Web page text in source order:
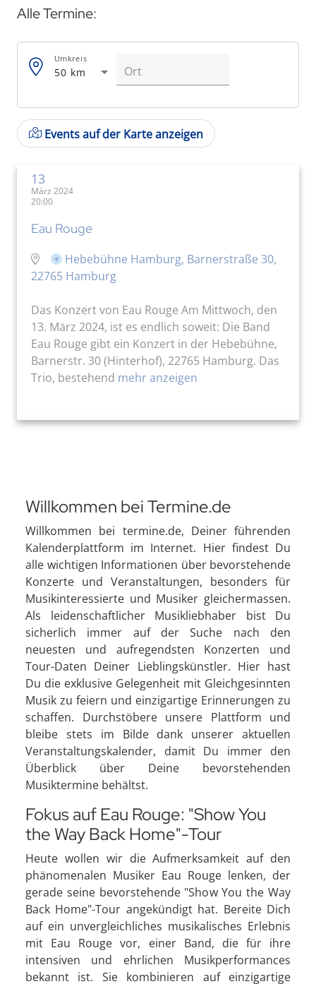
Alle Termine:
50 km
Umkreis
Events auf der Karte anzeigen
13
März 2024
20:00
Eau Rouge
Hebebühne Hamburg, Barnerstraße 30,
22765 Hamburg
Das Konzert von Eau Rouge Am Mittwoch, den
13. März 2024, ist es endlich soweit: Die Band
Eau Rouge gibt ein Konzert in der Hebebühne,
Barnerstr. 30 (Hinterhof), 22765 Hamburg. Das
Trio, bestehend mehr anzeigen
Willkommen bei Termine.de
Willkommen bei termine.de, Deiner führenden
Kalenderplattform im Internet. Hier findest Du
alle wichtigen Informationen über bevorstehende
Konzerte und Veranstaltungen, besonders für
Musikinteressierte und Musiker gleichermassen.
Als leidenschaftlicher Musikliebhaber bist Du
sicherlich immer auf der Suche nach den
neuesten und aufregendsten Konzerten und
Tour-Daten Deiner Lieblingskünstler. Hier hast
Du die exklusive Gelegenheit mit Gleichgesinnten
Musik zu feiern und einzigartige Erinnerungen zu
schaffen. Durchstöbere unsere Plattform und
bleibe stets im Bilde dank unserer aktuellen
Veranstaltungskalender, damit Du immer den
Überblick über Deine bevorstehenden
Musiktermine behältst.
Fokus auf Eau Rouge: "Show You
the Way Back Home"-Tour
Heute wollen wir die Aufmerksamkeit auf den
phänomenalen Musiker Eau Rouge lenken, der
gerade seine bevorstehende "Show You the Way
Back Home"-Tour angekündigt hat. Bereite Dich
auf ein unvergleichliches musikalisches Erlebnis
mit Eau Rouge vor, einer Band, die für ihre
intensiven und ehrlichen Musikperformances
bekannt ist. Sie kombinieren auf einzigartige